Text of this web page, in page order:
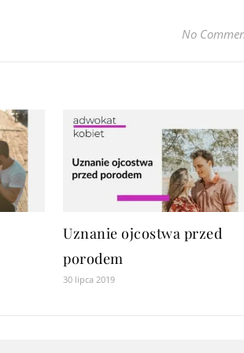
No
Uznanie ojcostwa przed
porodem
30 lipca 2019